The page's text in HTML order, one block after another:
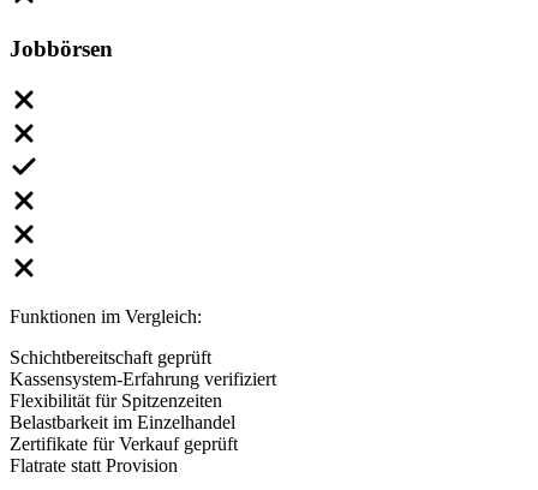
Jobbörsen
Funktionen im Vergleich:
Schichtbereitschaft geprüft
Kassensystem-Erfahrung verifiziert
Flexibilität für Spitzenzeiten
Belastbarkeit im Einzelhandel
Zertifikate für Verkauf geprüft
Flatrate statt Provision